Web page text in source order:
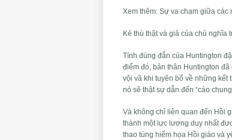
Xem thêm: Sự va chạm giữa các
Kẻ thù thật và giả của chủ nghĩa
Tính đúng đắn của Huntington
điểm đó, bản thân Huntington
vội vã khi tuyên bố về những kết
nó sẽ thật sự dẫn đến “cáo
Và không chỉ liên quan đến Hồi
thành một lực lượng duy nhất
thao túng hiểm họa Hồi giáo và